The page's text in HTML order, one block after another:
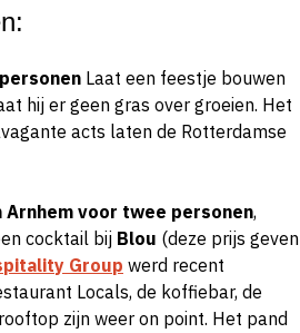
Laat een feestje bouwen
hij er geen gras over groeien. Het
acts laten de Rotterdamse
Arnhem voor twee personen,
cocktail bij Blou (deze prijs geven
Group werd recent
Locals, de koffiebar, de
zijn weer on point. Het pand